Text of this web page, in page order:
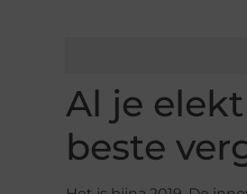
Al je
beste